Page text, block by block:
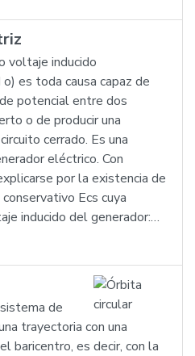
voltaje inducido
es toda causa capaz de
potencial entre dos
o de producir una
cerrado. Es una
eléctrico. Con
por la existencia de
Ecs cuya
inducido del generador:…
de
trayectoria con una
baricentro, es decir, con la